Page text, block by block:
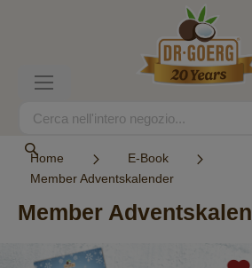
Search
Home
E-Book
Member Adventskalender
Member